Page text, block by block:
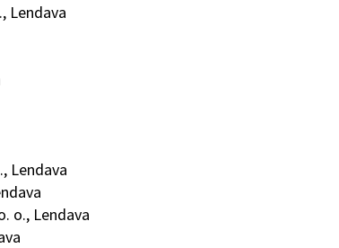
Lendava
Lendava
o., Lendava